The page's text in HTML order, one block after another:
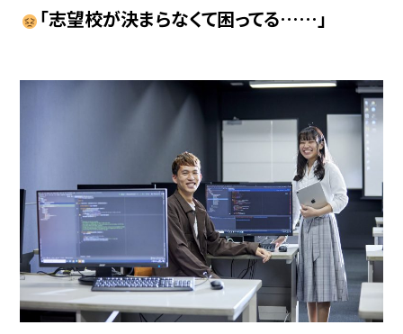
「志望校が決まらなくて困ってる……」